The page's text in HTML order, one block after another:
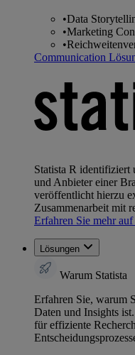
•Data
•Marketing
•
Communication
Statista R identifiziert
und Anbieter einer
veröffentlicht hierzu
Zusammenarbeit mit
Erfahren Sie mehr auf
Lösungen
Warum Statista
Erfahren Sie, warum
Daten und Insights
für effiziente